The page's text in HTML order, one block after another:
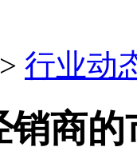
> 行业动
销商